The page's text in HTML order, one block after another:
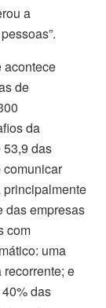
a
acontece
de
da
das
principalmente
das empresas
com
uma
e
das